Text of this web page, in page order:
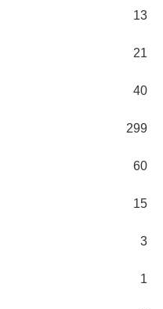
13
21
40
299
60
15
3
1